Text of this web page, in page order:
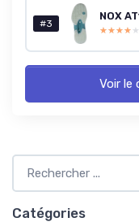
#3
★★★★★
★★★★★
Voir
Catégories